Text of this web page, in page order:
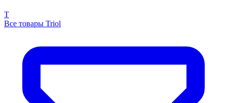
T
Все товары Triol